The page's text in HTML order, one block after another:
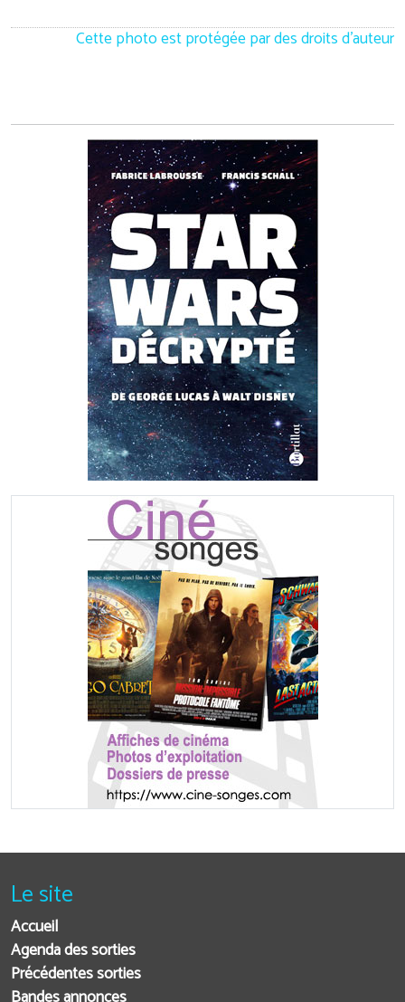
Cette photo est protégée par des droits d'auteur
Le site
Accueil
Agenda des sorties
Précédentes sorties